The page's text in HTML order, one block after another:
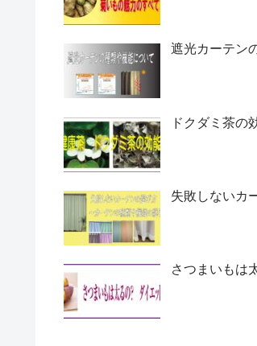
遮光カーテン
ドクダミ茶の
失敗しないカ
さつまいもは